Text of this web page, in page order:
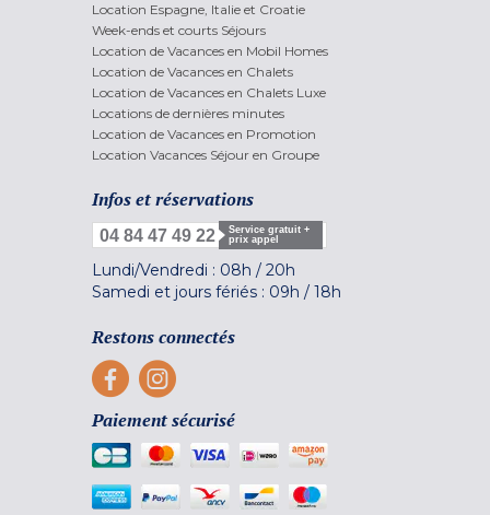
Location Espagne, Italie et Croatie
Week-ends et courts Séjours
Location de Vacances en Mobil Homes
Location de Vacances en Chalets
Location de Vacances en Chalets Luxe
Locations de dernières minutes
Location de Vacances en Promotion
Location Vacances Séjour en Groupe
Infos et réservations
04 84 47 49 22
Service gratuit +
prix appel
Lundi/Vendredi : 08h / 20h
Samedi et jours fériés : 09h / 18h
Restons connectés
Paiement sécurisé